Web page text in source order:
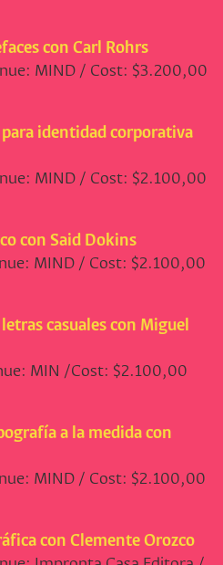
con Carl Rohrs
MIND / Cost: $3.200,00
identidad corporativa
MIND / Cost: $2.100,00
con Said Dokins
MIND / Cost: $2.100,00
casuales con Miguel
MIN /Cost: $2.100,00
a la medida con
MIND / Cost: $2.100,00
con Clemente Orozco